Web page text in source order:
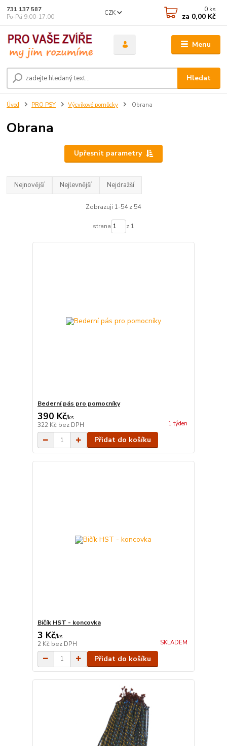
Menu
CZK
Hledat
731 137 587
Po-Pá 9:00-17:00
0 ks
za 0,00 Kč
Úvod PRO PSY Výcvikové pomůcky Obrana
Obrana
Upřesnit parametry
Nejnovější Nejlevnější Nejdražší
Zobrazuji 1-54 z 54
strana z 1
Bederní pás pro pomocníky
390 Kč/ks
322 Kč bez DPH 1 týden
Přidat do košíku
Bičík HST - koncovka
3 Kč/ks
2 Kč bez DPH SKLADEM
Přidat do košíku